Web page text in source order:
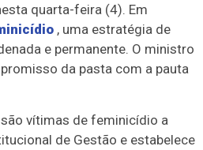
quarta-feira (4). Em
, uma estratégia de
e permanente. O ministro
da pasta com a pauta
vítimas de feminicídio a
de Gestão e estabelece